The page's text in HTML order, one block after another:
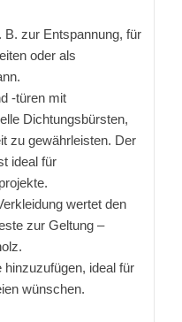
B. zur Entspannung, für
oder als
-türen mit
Dichtungsbürsten,
zu gewährleisten. Der
ideal für
wertet den
zur Geltung –
hinzuzufügen, ideal für
wünschen.